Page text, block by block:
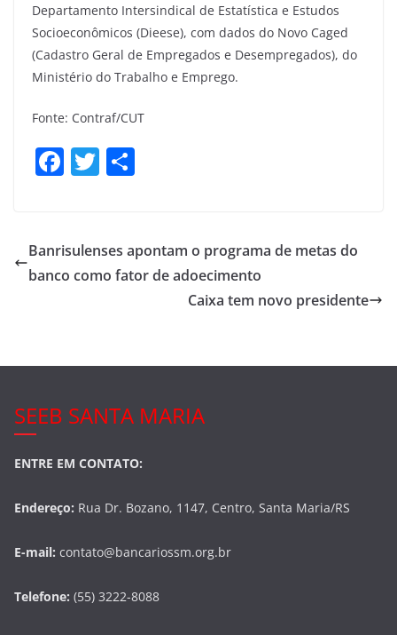
Departamento Intersindical de Estatística e Estudos
Socioeconômicos (Dieese), com dados do Novo Caged
(Cadastro Geral de Empregados e Desempregados), do
Ministério do Trabalho e Emprego.
Fonte: Contraf/CUT
F
a
e
b
k
T
w
er e
Banrisulenses apontam o programa de metas do
banco como fator de adoecimento
Caixa tem novo presidente
SEEB SANTA MARIA
ENTRE EM CONTATO:
Endereço: Rua Dr. Bozano, 1147, Centro, Santa Maria/RS
E-mail: contato@bancariossm.org.br
Telefone: (55) 3222-8088